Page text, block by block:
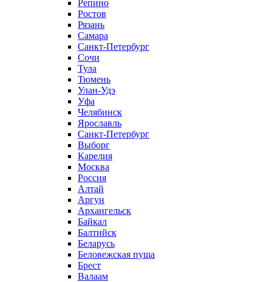
Репино
Ростов
Рязань
Самара
Санкт-Петербург
Сочи
Тула
Тюмень
Улан-Удэ
Уфа
Челябинск
Ярославль
Санкт-Петербург
Выборг
Карелия
Москва
Россия
Алтай
Аргун
Архангельск
Байкал
Балтийск
Беларусь
Беловежская пуща
Брест
Валаам